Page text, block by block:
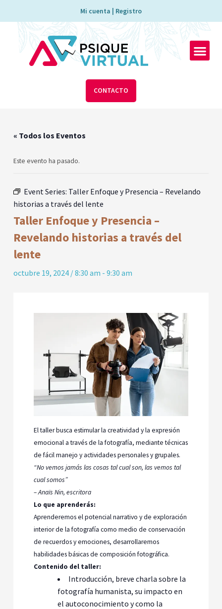
contenido
Mi cuenta | Registro
CONTACTO
« Todos los Eventos
Este evento ha pasado.
Event Series: Taller Enfoque y Presencia – Revelando
historias a través del lente
Taller Enfoque y Presencia –
Revelando historias a través del
lente
octubre 19, 2024 / 8:30 am -9:30 am
El taller busca estimular la creatividad y la expresión
emocional a través de la fotografía, mediante técnicas
de fácil manejo y actividades personales y grupales.
“No vemos jamás las cosas tal cual son, las vemos tal
cual somos”
– Anaïs Nin, escritora
Lo que aprenderás:
Aprenderemos el potencial narrativo y de exploración
interior de la fotografía como medio de conservación
de recuerdos y emociones, desarrollaremos
habilidades básicas de composición fotográfica.
Contenido del taller:
Introducción, breve charla sobre la
fotografía humanista, su impacto en
el autoconocimiento y como la